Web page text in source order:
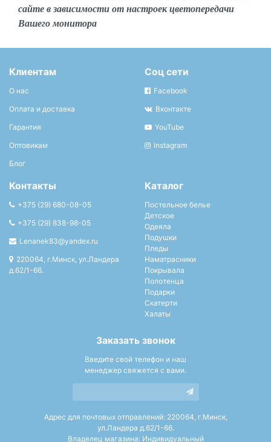
сайте в зависимости от настроек цветопередачи
Вашего монитора
Клиентам
О нас
Оплата и доставка
Гарантия
Оптовикам
Блог
Соц сети
Facebook
Вконтакте
YouTube
Instagram
Контакты
+375 (29) 680-08-05
+375 (29) 838-98-05
Lenanek83@yandex.ru
220064, г.Минск, ул.Ландера
д.62/1-66.
Каталог
Постельное белье
Детское
Одеяла
Подушки
Пледы
Наматрасники
Покрывала
Полотенца
Подарки
Скатерти
Халаты
Заказать звонок
Введите свой телефон и наш
менеджер свяжется с вами.
Адрес для почтовых отправлений: 220064, г.Минск,
ул.Ландера д.62/1-66.
Владелец магазина: Индивидуальный